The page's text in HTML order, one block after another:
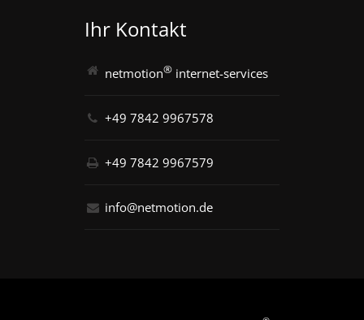
Ihr Kontakt
netmotion® internet-services
+49 7842 9967578
+49 7842 9967579
info@netmotion.de